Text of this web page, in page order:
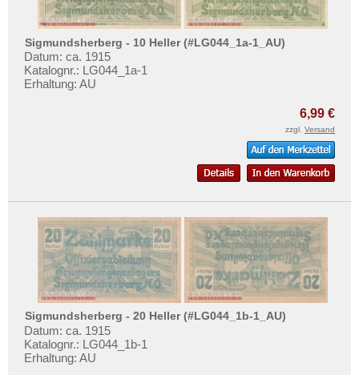
Russland
Saarland
San Marino
Slowenien
Spanien
Spitzbergen
Tatarstan
Transnistrien
Tschechische Republik
Tschechoslowakei
Testbanknoten
Banknotenbriefe
Kataloge
Aufbewahrung
Informationen
Preislisten
Ankauf
Erhaltungsgrade
Gratisbanknoten
FAQ
Mehr über...
Sigmundsherberg - 10 Heller (#LG044_1a-1_AU)
Datum: ca. 1915
Katalognr.: LG044_1a-1
Erhaltung: AU
6,99 €
zzgl. Versand
Sigmundsherberg - 20 Heller (#LG044_1b-1_AU)
Datum: ca. 1915
Katalognr.: LG044_1b-1
Erhaltung: AU